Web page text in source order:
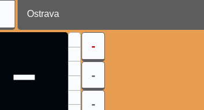
Ostrava
- -
-
-